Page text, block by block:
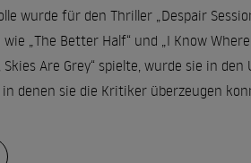
wurde für den Thriller „Despair
„The Better Half“ und „I Know Where
Are Grey“ spielte, wurde sie in den
denen sie die Kritiker überzeugen